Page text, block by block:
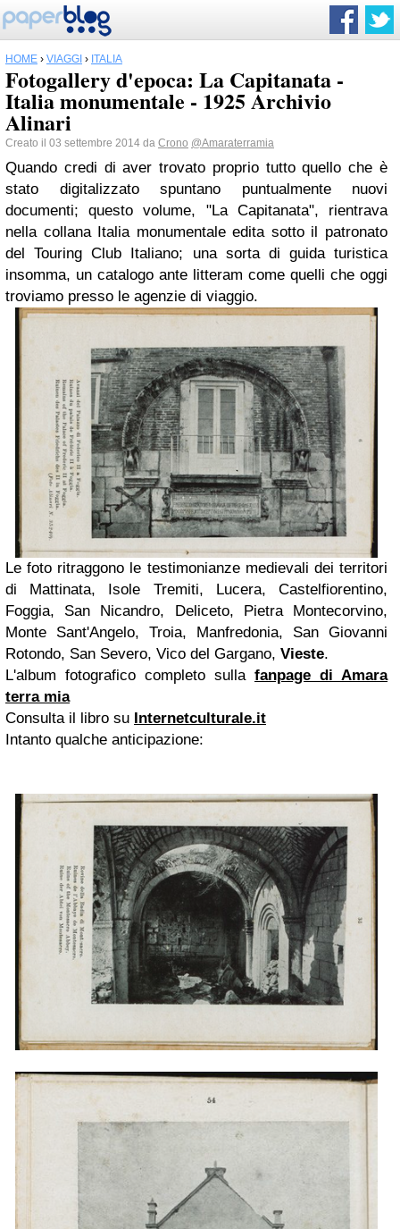
HOME › VIAGGI › ITALIA
Fotogallery d'epoca: La Capitanata -
Italia monumentale - 1925 Archivio
Alinari
Creato il 03 settembre 2014 da Crono @Amaraterramia
Quando credi di aver trovato proprio tutto quello che è
stato digitalizzato spuntano puntualmente nuovi
documenti; questo volume, "La Capitanata", rientrava
nella collana Italia monumentale edita sotto il patronato
del Touring Club Italiano; una sorta di guida turistica
insomma, un catalogo ante litteram come quelli che oggi
troviamo presso le agenzie di viaggio.
Le foto ritraggono le testimonianze medievali dei territori
di Mattinata, Isole Tremiti, Lucera, Castelfiorentino,
Foggia, San Nicandro, Deliceto, Pietra Montecorvino,
Monte Sant'Angelo, Troia, Manfredonia, San Giovanni
Rotondo, San Severo, Vico del Gargano, Vieste.
L'album fotografico completo sulla fanpage di Amara
terra mia
Consulta il libro su Internetculturale.it
Intanto qualche anticipazione: